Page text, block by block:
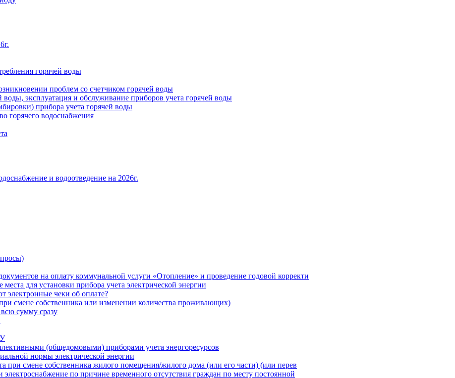
горячей воды
проблем со счетчиком горячей воды
воды, эксплуатация и обслуживание приборов учета горячей воды
прибора учета горячей воды
горячего водоснабжения
и водоотведение на 2026г.
на оплату коммунальной услуги «Отопление» и проведение годовой корректи
для установки прибора учета электрической энергии
электронные чеки об оплате?
смене собственника или изменении количества проживающих)
сумму сразу
(общедомовыми) приборами учета энергоресурсов
нормы электрической энергии
при смене собственника жилого помещения/жилого дома (или его части) (или перев
электроснабжение по причине временного отсутствия граждан по месту постоянной